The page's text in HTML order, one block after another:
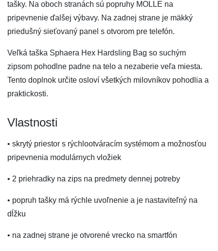
tašky. Na oboch stranách sú popruhy MOLLE na
pripevnenie ďalšej výbavy. Na zadnej strane je mäkký
priedušný sieťovaný panel s otvorom pre telefón.
Veľká taška Sphaera Hex Hardsling Bag so suchým
zipsom pohodlne padne na telo a nezaberie veľa miesta.
Tento doplnok určite osloví všetkých milovníkov pohodlia a
praktickosti.
Vlastnosti
• skrytý priestor s rýchlootváracím systémom a možnosťou
pripevnenia modulárnych vložiek
• 2 priehradky na zips na predmety dennej potreby
• popruh tašky má rýchle uvoľnenie a je nastaviteľný na
dĺžku
• na zadnej strane je otvorené vrecko na smartfón